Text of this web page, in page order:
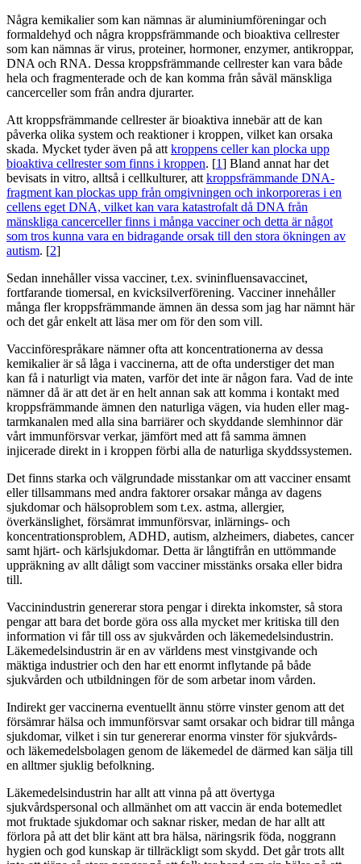
Några kemikalier som kan nämnas är aluminiumföreningar och
formaldehyd och några kroppsfrämmande och bioaktiva cellrester
som kan nämnas är virus, proteiner, hormoner, enzymer, antikroppar,
DNA och RNA. Dessa kroppsfrämmande cellrester kan vara både
hela och fragmenterade och de kan komma från såväl mänskliga
cancerceller som från andra djurarter.
Att kroppsfrämmande cellrester är bioaktiva innebär att de kan
påverka olika system och reaktioner i kroppen, vilket kan orsaka
skada. Mycket tyder även på att kroppens celler kan plocka upp
bioaktiva cellrester som finns i kroppen. [1] Bland annat har det
bevisats in vitro, alltså i cellkulturer, att kroppsfrämmande DNA-
fragment kan plockas upp från omgivningen och inkorporeras i en
cellens eget DNA, vilket kan vara katastrofalt då DNA från
mänskliga cancerceller finns i många vacciner och detta är något
som tros kunna vara en bidragande orsak till den stora ökningen av
autism. [2]
Sedan innehåller vissa vacciner, t.ex. svininfluensavaccinet,
fortfarande tiomersal, en kvicksilverförening. Vacciner innehåller
många fler kroppsfrämmande ämnen än dessa som jag har nämnt här
och det går enkelt att läsa mer om för den som vill.
Vaccinförespråkare nämner ofta att koncentrationerna av dessa
kemikalier är så låga i vaccinerna, att de ofta understiger det man
kan få i naturligt via maten, varför det inte är någon fara. Vad de inte
nämner då är att det är en helt annan sak att komma i kontakt med
kroppsfrämmande ämnen den naturliga vägen, via huden eller mag-
tarmkanalen med alla sina barriärer och skyddande slemhinnor där
vårt immunförsvar verkar, jämfört med att få samma ämnen
injicerade direkt in i kroppen förbi alla de naturliga skyddssystemen.
Det finns starka och välgrundade misstankar om att vacciner ensamt
eller tillsammans med andra faktorer orsakar många av dagens
sjukdomar och hälsoproblem som t.ex. astma, allergier,
överkänslighet, försämrat immunförsvar, inlärnings- och
koncentrationsproblem, ADHD, autism, alzheimers, diabetes, cancer
samt hjärt- och kärlsjukdomar. Detta är långtifrån en uttömmande
uppräkning av allt dåligt som vacciner misstänks orsaka eller bidra
till.
Vaccinindustrin genererar stora pengar i direkta inkomster, så stora
pengar att bara det borde göra oss alla mycket mer kritiska till den
information vi får till oss av sjukvården och läkemedelsindustrin.
Läkemedelsindustrin är en av världens mest vinstgivande och
mäktiga industrier och den har ett enormt inflytande på både
sjukvården och utbildningen för de som arbetar inom vården.
Indirekt ger vaccinerna eventuellt ännu större vinster genom att det
försämrar hälsa och immunförsvar samt orsakar och bidrar till många
sjukdomar, vilket i sin tur genererar enorma vinster för sjukvårds-
och läkemedelsbolagen genom de läkemedel de därmed kan sälja till
en alltmer sjuklig befolkning.
Läkemedelsindustrin har allt att vinna på att övertyga
sjukvårdspersonal och allmänhet om att vaccin är enda botemedlet
mot fruktade sjukdomar och saknar risker, medan de har allt att
förlora på att det blir känt att bra hälsa, näringsrik föda, noggrann
hygien och god kunskap är tillräckligt som skydd. Det går trots allt